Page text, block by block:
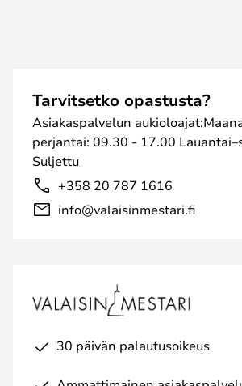
Tarvitsetko opastusta?
Asiakaspalvelun
perjantai: 09.30 - 17.00
Suljettu
+358 20 787 1616
info@valaisinmestari.fi
30 päivän palautusoikeus